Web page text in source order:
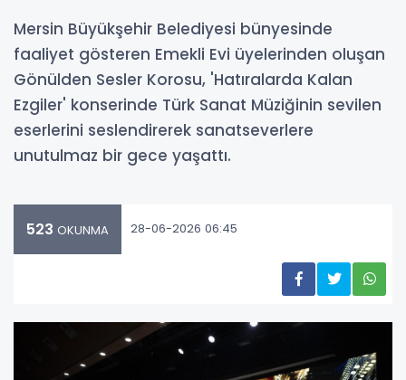
Mersin Büyükşehir Belediyesi bünyesinde
faaliyet gösteren Emekli Evi üyelerinden oluşan
Gönülden Sesler Korosu, 'Hatıralarda Kalan
Ezgiler' konserinde Türk Sanat Müziğinin sevilen
eserlerini seslendirerek sanatseverlere
unutulmaz bir gece yaşattı.
523 OKUNMA 28-06-2026 06:45